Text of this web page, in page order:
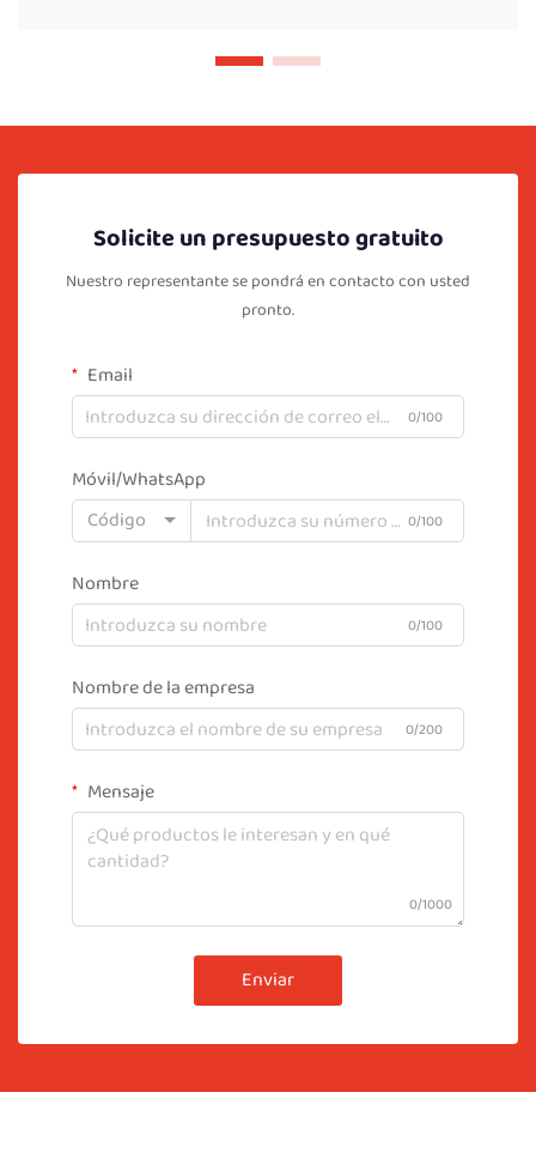
Solicite un presupuesto gratuito
Nuestro representante se pondrá en contacto con usted
pronto.
Email
0/100
Móvil/WhatsApp
Código
0/100
Nombre
0/100
Nombre de la empresa
0/200
Mensaje
0/1000
Enviar